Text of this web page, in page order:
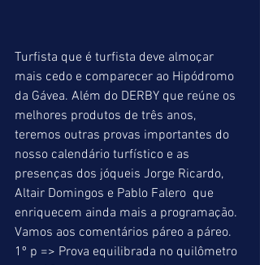
Turfista que é turfista deve almoçar
mais cedo e comparecer ao Hipódromo
da Gávea. Além do DERBY que reúne os
melhores produtos de três anos,
teremos outras provas importantes do
nosso calendário turfístico e as
presenças dos jóqueis Jorge Ricardo,
Altair Domingos e Pablo Falero  que
enriquecem ainda mais a programação.
Vamos aos comentários páreo a páreo.
1º p => Prova equilibrada no quilômetro